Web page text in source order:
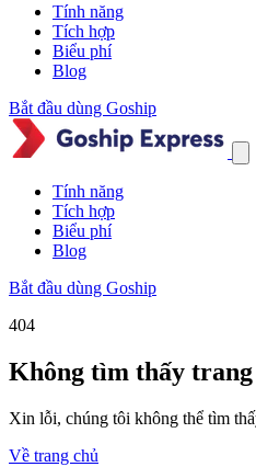
Tính năng
Tích hợp
Biểu phí
Blog
Bắt đầu dùng Goship
Tính năng
Tích hợp
Biểu phí
Blog
Bắt đầu dùng Goship
404
Không tìm thấy trang
Xin lỗi, chúng tôi không thể tìm
Về trang chủ